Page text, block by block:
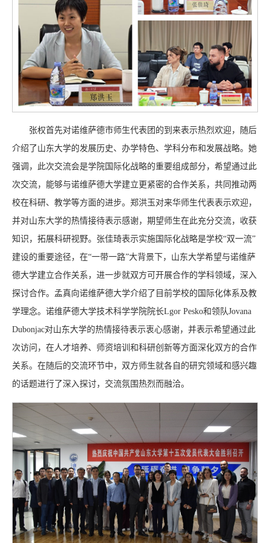
张权首先对诺维萨德市师生代表团的到来表示热烈欢迎，随后
介绍了山东大学的发展历史、办学特色、学科分布和发展战略。她
强调，此次交流会是学院国际化战略的重要组成部分，希望通过此
次交流，能够与诺维萨德大学建立更紧密的合作关系，共同推动两
校在科研、教学等方面的进步。郑洪玉对来华师生代表表示欢迎，
并对山东大学的热情接待表示感谢，期望师生在此充分交流，收获
知识，拓展科研视野。张佳琦表示实施国际化战略是学校“双一流”
建设的重要途径，在“一带一路”大背景下，山东大学希望与诺维萨
德大学建立合作关系，进一步就双方可开展合作的学科领域，深入
探讨合作。孟真向诺维萨德大学介绍了目前学校的国际化体系及教
学理念。诺维萨德大学技术科学学院院长Lgor Pesko和领队Jovana
Dubonjac对山东大学的热情接待表示衷心感谢，并表示希望通过此
次访问，在人才培养、师资培训和科研创新等方面深化双方的合作
关系。在随后的交流环节中，双方师生就各自的研究领域和感兴趣
的话题进行了深入探讨，交流氛围热烈而融洽。